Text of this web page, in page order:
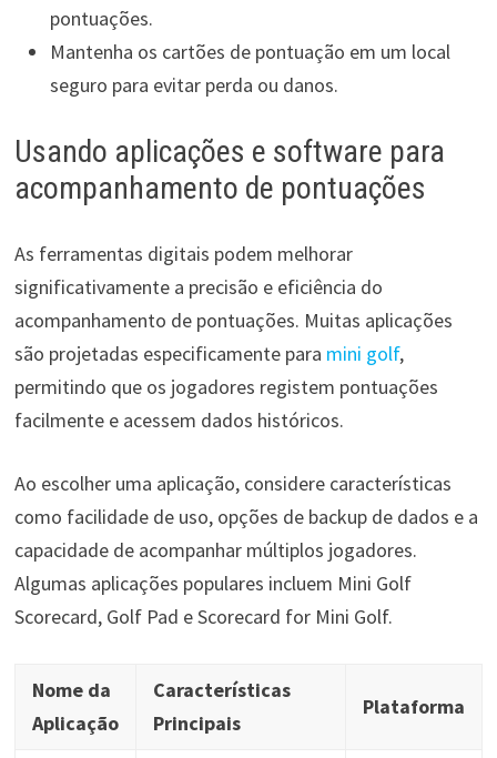
pontuações.
Mantenha os cartões de pontuação em um local
seguro para evitar perda ou danos.
Usando aplicações e software para
acompanhamento de pontuações
As ferramentas digitais podem melhorar
significativamente a precisão e eficiência do
acompanhamento de pontuações. Muitas aplicações
são projetadas especificamente para mini golf,
permitindo que os jogadores registem pontuações
facilmente e acessem dados históricos.
Ao escolher uma aplicação, considere características
como facilidade de uso, opções de backup de dados e a
capacidade de acompanhar múltiplos jogadores.
Algumas aplicações populares incluem Mini Golf
Scorecard, Golf Pad e Scorecard for Mini Golf.
Nome da
Aplicação
Características
Principais
Plataforma